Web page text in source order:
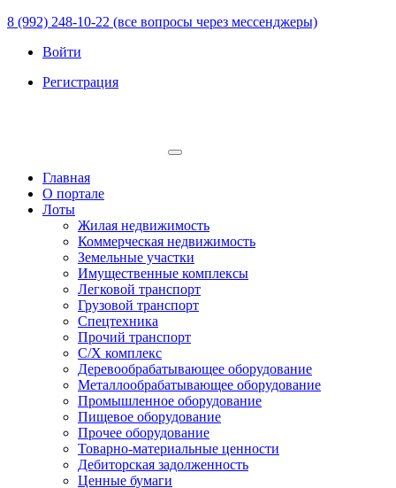
8 (992) 248-10-22 (все вопросы через мессенджеры)
Войти
Регистрация
Главная
О портале
Лоты
Жилая недвижимость
Коммерческая недвижимость
Земельные участки
Имущественные комплексы
Легковой транспорт
Грузовой транспорт
Спецтехника
Прочий транспорт
С/Х комплекс
Деревообрабатывающее оборудование
Металлообрабатывающее оборудование
Промышленное оборудование
Пищевое оборудование
Прочее оборудование
Товарно-материальные ценности
Дебиторская задолженность
Ценные бумаги